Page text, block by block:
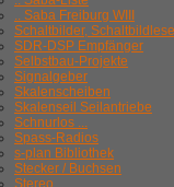
.. Saba Freiburg WIII
Schaltbilder,
SDR-DSP Empfänger
Selbstbau-Projekte
Signalgeber
Skalenscheiben
Skalenseil Seilantriebe
Schnurlos ...
Spass-Radios
s-plan Bibliothek
Stecker / Buchsen
Stereo